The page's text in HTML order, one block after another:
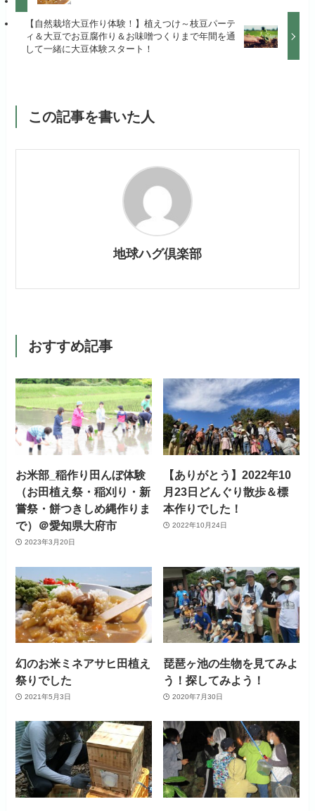
【自然栽培大豆作り体験！】植えつけ～枝豆パーテ
ィ＆大豆でお豆腐作り＆お味噌つくりまで年間を通
して一緒に大豆体験スタート！
この記事を書いた人
地球ハグ倶楽部
おすすめ記事
お米部_稲作り田んぼ体験
（お田植え祭・稲刈り・新
嘗祭・餅つきしめ縄作りま
で）＠愛知県大府市
2023年3月20日
【ありがとう】2022年10
月23日どんぐり散歩＆標
本作りでした！
2022年10月24日
幻のお米ミネアサヒ田植え
祭りでした
2021年5月3日
琵琶ヶ池の生物を見てみよ
う！探してみよう！
2020年7月30日